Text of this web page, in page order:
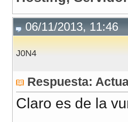
06/11/2013, 11:46
J0N4
Respuesta:
Claro es de la